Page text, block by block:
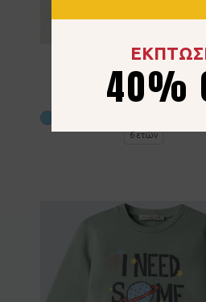
Πιτζάμα By Hashtag
13.00
6 ετών
40%